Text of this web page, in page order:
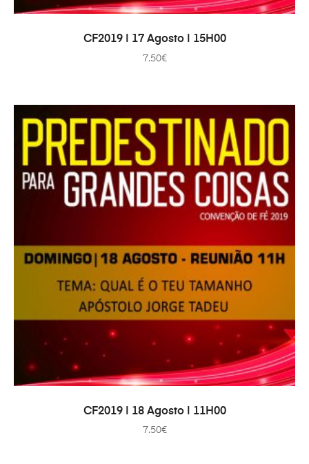
ADAUGĂ ÎN COȘ
CF2019 | 17 Agosto | 15H00
7.50€
ADAUGĂ ÎN COȘ
CF2019 | 18 Agosto | 11H00
7.50€